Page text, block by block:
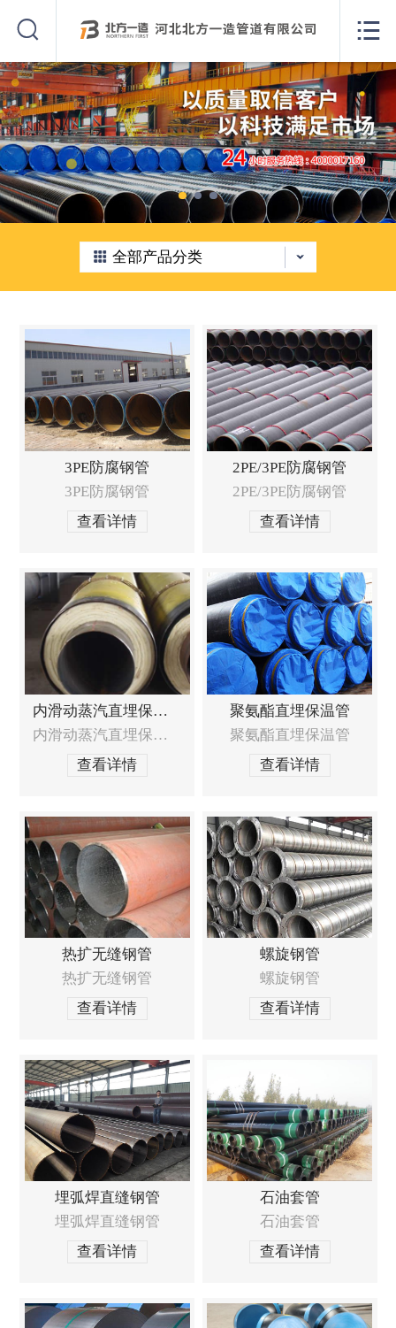
网站首页
产品展示
新闻资讯
工程案例
荣誉资质
公司实景
关于我们
联系我们


全部产品分类
3PE防腐钢管
3PE防腐钢管
查看详情
2PE/3PE防腐钢管
2PE/3PE防腐钢管
查看详情
内滑动蒸汽直埋保温管
内滑动蒸汽直埋保温管
查看详情
聚氨酯直埋保温管
聚氨酯直埋保温管
查看详情
热扩无缝钢管
热扩无缝钢管
查看详情
螺旋钢管
螺旋钢管
查看详情
埋弧焊直缝钢管
埋弧焊直缝钢管
查看详情
石油套管
石油套管
查看详情